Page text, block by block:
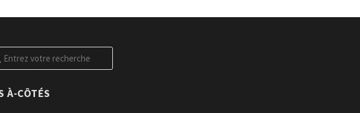
À-CÔTÉS